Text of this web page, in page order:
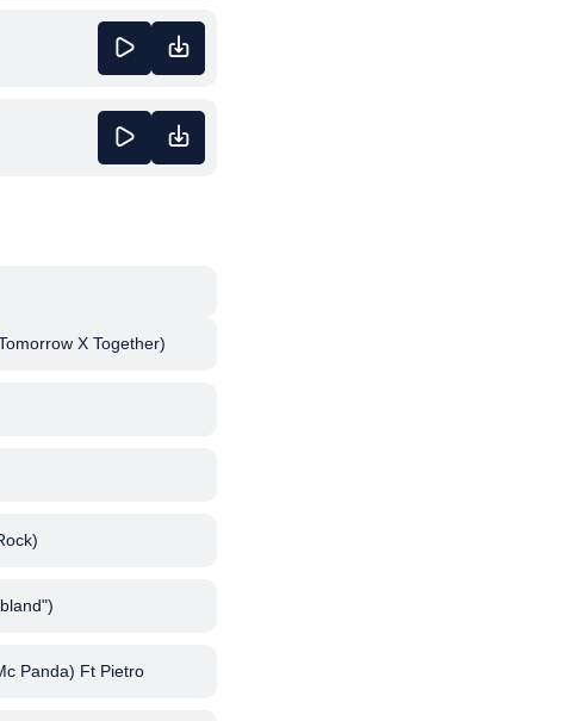
X Together)
Panda) Ft Pietro